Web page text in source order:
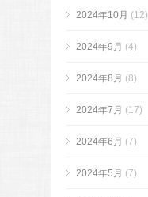
2024年10月 (12)
2024年9月 (4)
2024年8月 (8)
2024年7月 (17)
2024年6月 (7)
2024年5月 (7)